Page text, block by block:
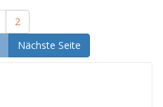
2
Nächste Seite